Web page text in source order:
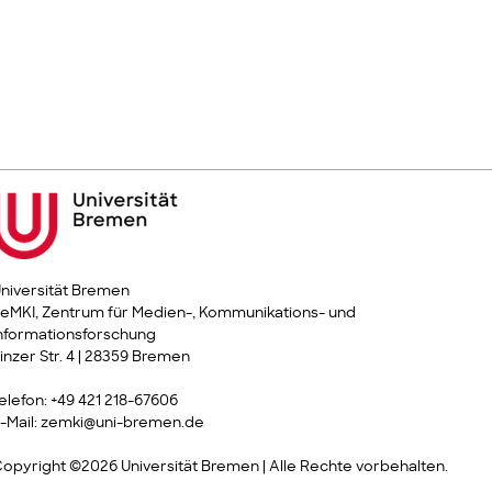
Bremen
Zentrum für Medien-, Kommunikations- und
Str. 4 | 28359 Bremen
+49 421 218-67606
Mail: zemki@uni-bremen.de
©2026 Universität Bremen | Alle Rechte vorbehalten.